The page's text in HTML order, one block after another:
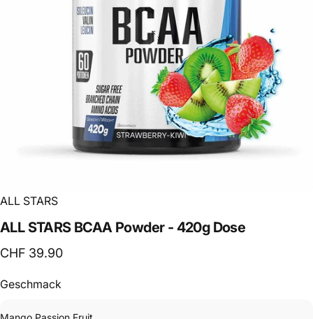
ALL STARS
ALLSTARS BCAA Powder - 420g Dose
CHF 39.90
Geschmack